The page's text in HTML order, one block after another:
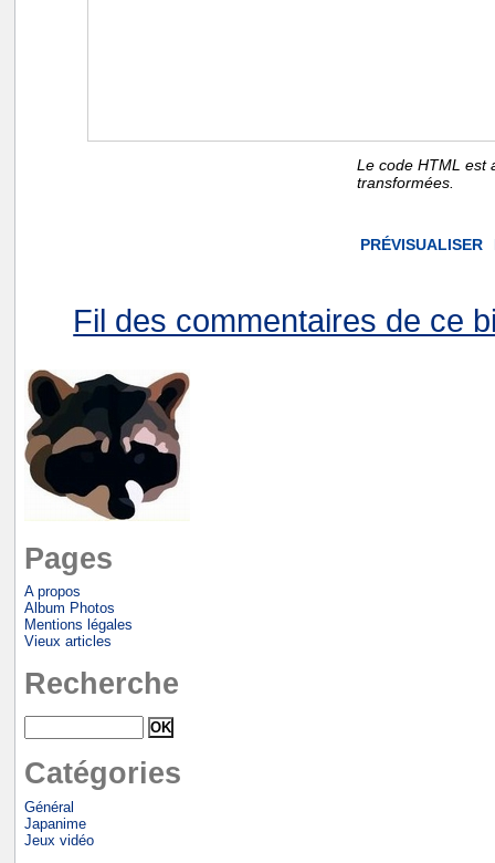
Le code HTML est
transformées.
Fil des commentaires de ce
Pages
A propos
Album Photos
Mentions légales
Vieux articles
Recherche
Catégories
Général
Japanime
Jeux vidéo